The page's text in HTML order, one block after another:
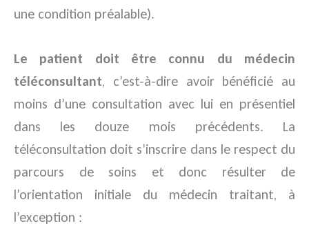
une condition préalable).
Le patient doit être connu du médecin
téléconsultant, c’est-à-dire avoir bénéficié au
moins d’une consultation avec lui en présentiel
dans les douze mois précédents. La
téléconsultation doit s’inscrire dans le respect du
parcours de soins et donc résulter de
l’orientation initiale du médecin traitant, à
l’exception :